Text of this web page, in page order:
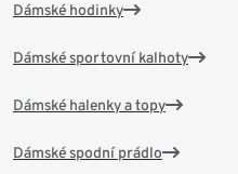
Dámské hodinky
Dámské sportovní kalhoty
Dámské halenky a topy
Dámské spodní prádlo